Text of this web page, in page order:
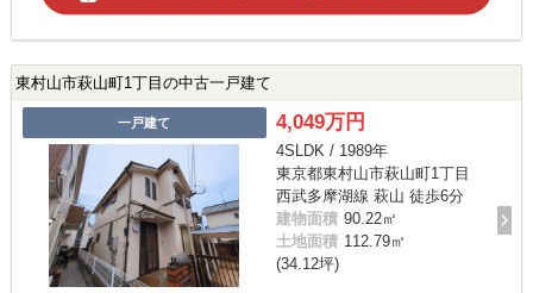
東村山市萩山町1丁目の中古一戸建て
一戸建て 4,049万円
4SLDK / 1989年
東京都東村山市萩山町1丁目
西武多摩湖線 萩山 徒歩6分
建物面積 90.22㎡
土地面積 112.79㎡
(34.12坪)